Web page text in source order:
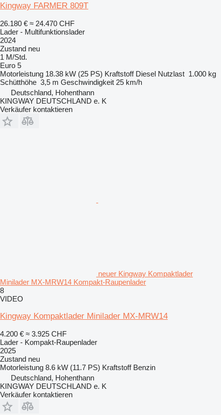
Kingway FARMER 809T
26.180 € ≈ 24.470 CHF
Lader - Multifunktionslader
2024
Zustand neu
1 M/Std.
Euro 5
Motorleistung 18.38 kW (25 PS) Kraftstoff Diesel Nutzlast 1.000 kg
Schütthöhe 3,5 m Geschwindigkeit 25 km/h
Deutschland, Hohenthann
KINGWAY DEUTSCHLAND e. K
Verkäufer kontaktieren
neuer Kingway Kompaktlader
Minilader MX-MRW14 Kompakt-Raupenlader
8
VIDEO
Kingway Kompaktlader Minilader MX-MRW14
4.200 € ≈ 3.925 CHF
Lader - Kompakt-Raupenlader
2025
Zustand neu
Motorleistung 8.6 kW (11.7 PS) Kraftstoff Benzin
Deutschland, Hohenthann
KINGWAY DEUTSCHLAND e. K
Verkäufer kontaktieren